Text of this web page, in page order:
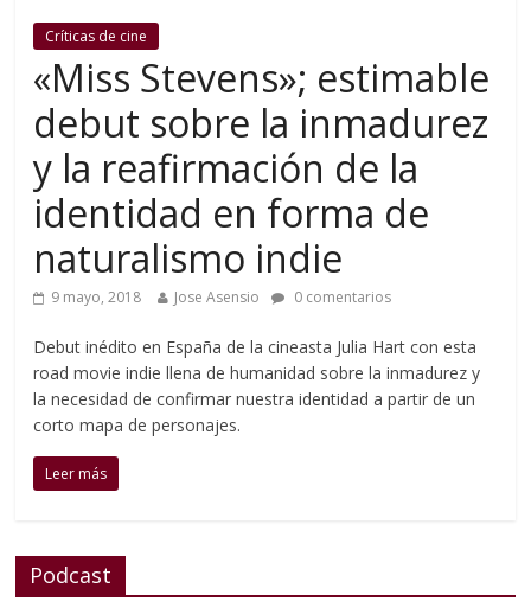
Críticas de cine
«Miss Stevens»; estimable
debut sobre la inmadurez
y la reafirmación de la
identidad en forma de
naturalismo indie
9 mayo, 2018 Jose Asensio 0 comentarios
Debut inédito en España de la cineasta Julia Hart con esta
road movie indie llena de humanidad sobre la inmadurez y
la necesidad de confirmar nuestra identidad a partir de un
corto mapa de personajes.
Leer más
Podcast